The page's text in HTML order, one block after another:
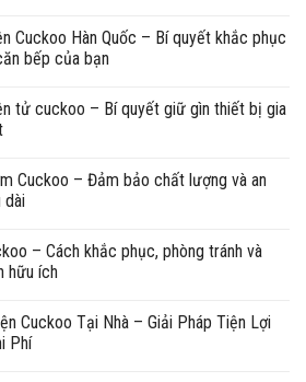
Cuckoo Hàn Quốc – Bí quyết khắc phục
bếp của bạn
tử cuckoo – Bí quyết giữ gìn thiết bị gia
Cuckoo – Đảm bảo chất lượng và an
dài
– Cách khắc phục, phòng tránh và
hữu ích
Cuckoo Tại Nhà – Giải Pháp Tiện Lợi
Phí